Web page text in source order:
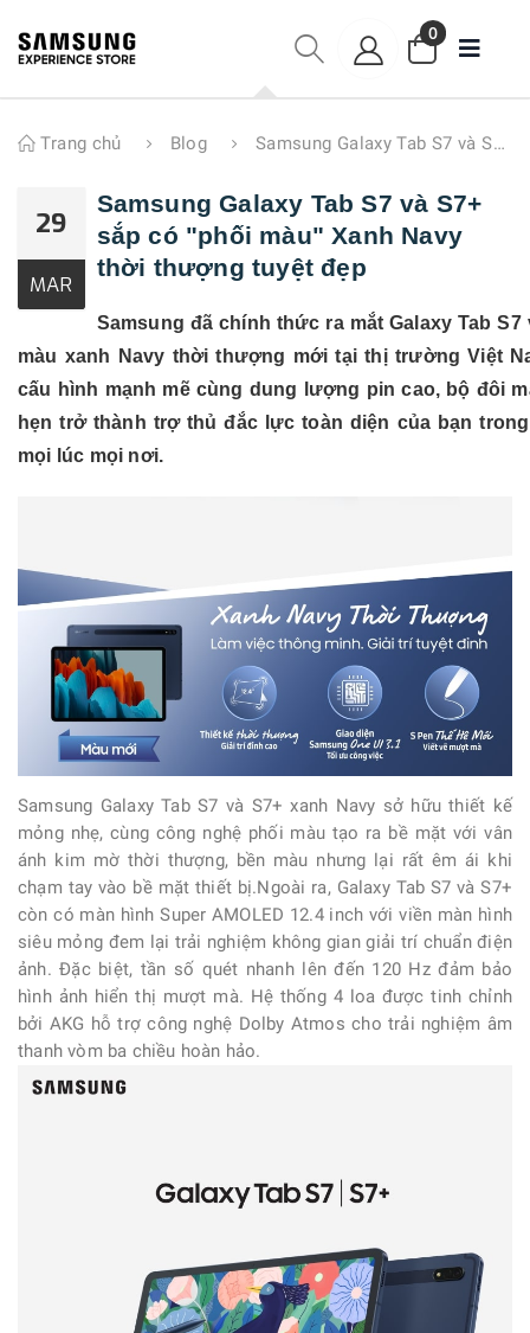
0
Trang chủ Blog Samsung Galaxy Tab S7 và S7+ sắp có "phối màu" Xanh Navy thời thượng tuyệt đẹp
29
MAR
Samsung Galaxy Tab S7 và S7+
sắp có "phối màu" Xanh Navy
thời thượng tuyệt đẹp
Samsung đã chính thức ra mắt Galaxy Tab S7
màu xanh Navy thời thượng mới tại thị trường Việt
cấu hình mạnh mẽ cùng dung lượng pin cao, bộ đôi
hẹn trở thành trợ thủ đắc lực toàn diện của bạn
mọi lúc mọi nơi.
Samsung Galaxy Tab S7 và S7+ xanh Navy sở hữu thiết kế
mỏng nhẹ, cùng công nghệ phối màu tạo ra bề mặt với vân
ánh kim mờ thời thượng, bền màu nhưng lại rất êm ái khi
chạm tay vào bề mặt thiết bị.Ngoài ra, Galaxy Tab S7 và S7+
còn có màn hình Super AMOLED 12.4 inch với viền màn hình
siêu mỏng đem lại trải nghiệm không gian giải trí chuẩn điện
ảnh. Đặc biệt, tần số quét nhanh lên đến 120 Hz đảm bảo
hình ảnh hiển thị mượt mà. Hệ thống 4 loa được tinh chỉnh
bởi AKG hỗ trợ công nghệ Dolby Atmos cho trải nghiệm âm
thanh vòm ba chiều hoàn hảo.